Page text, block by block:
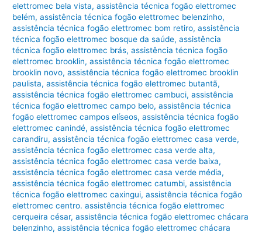
elettromec bela vista,assistência técnica fogão elettromec
belém,assistência técnica fogão elettromec belenzinho,
assistência técnica fogão elettromec bom retiro,assistência
técnica fogão elettromec bosque da saúde,assistência
técnica fogão elettromec brás,assistência técnica fogão
elettromec brooklin,assistência técnica fogão elettromec
brooklin novo,assistência técnica fogão elettromec brooklin
paulista,assistência técnica fogão elettromec butantã,
assistência técnica fogão elettromec cambuci,assistência
técnica fogão elettromec campo belo,assistência técnica
fogão elettromec campos elíseos,assistência técnica fogão
elettromec canindé,assistência técnica fogão elettromec
carandiru,assistência técnica fogão elettromec casa verde,
assistência técnica fogão elettromec casa verde alta,
assistência técnica fogão elettromec casa verde baixa,
assistência técnica fogão elettromec casa verde média,
assistência técnica fogão elettromec catumbi,assistência
técnica fogão elettromec caxingui,assistência técnica fogão
elettromec centro. assistência técnica fogão elettromec
cerqueira césar,assistência técnica fogão elettromec chácara
belenzinho,assistência técnica fogão elettromec chácara